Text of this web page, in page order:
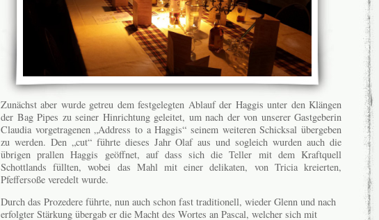
Zunächst aber wurde getreu dem festgelegten Ablauf der Haggis unter den Klängen
der Bag Pipes zu seiner Hinrichtung geleitet, um nach der von unserer Gastgeberin
Claudia vorgetragenen „Address to a Haggis“ seinem weiteren Schicksal übergeben
zu werden. Den „cut“ führte dieses Jahr Olaf aus und sogleich wurden auch die
übrigen prallen Haggis geöffnet, auf dass sich die Teller mit dem Kraftquell
Schottlands füllten, wobei das Mahl mit einer delikaten, von Tricia kreierten,
Pfeffersoße veredelt wurde.
Durch das Prozedere führte, nun auch schon fast traditionell, wieder Glenn und nach
erfolgter Stärkung übergab er die Macht des Wortes an Pascal, welcher sich mit